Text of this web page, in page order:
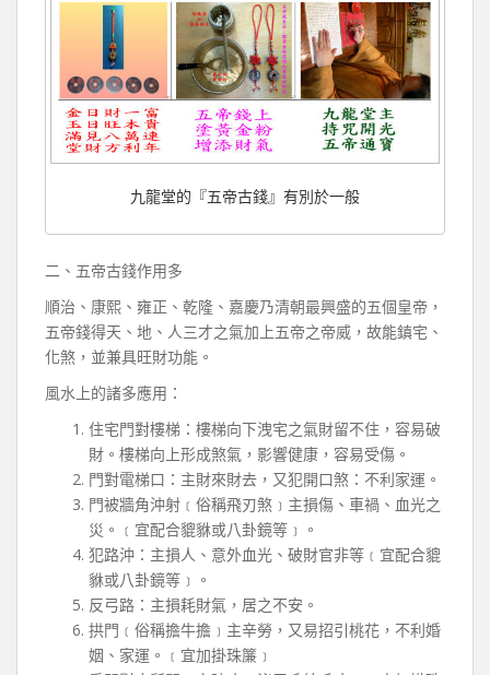
九龍堂的『五帝古錢』有別於一般
二、五帝古錢作用多
順治、康熙、雍正、乾隆、嘉慶乃清朝最興盛的五個皇帝，
五帝錢得天、地、人三才之氣加上五帝之帝威，故能鎮宅、
化煞，並兼具旺財功能。
風水上的諸多應用：
住宅門對樓梯：樓梯向下洩宅之氣財留不住，容易破
財。樓梯向上形成煞氣，影響健康，容易受傷。
門對電梯口：主財來財去，又犯開口煞：不利家運。
門被牆角沖射﹝俗稱飛刃煞﹞主損傷、車禍、血光之
災。﹝宜配合貔貅或八卦鏡等﹞。
犯路沖：主損人、意外血光、破財官非等﹝宜配合貔
貅或八卦鏡等﹞。
反弓路：主損耗財氣，居之不安。
拱門﹝俗稱擔牛擔﹞主辛勞，又易招引桃花，不利婚
姻、家運。﹝宜加掛珠簾﹞